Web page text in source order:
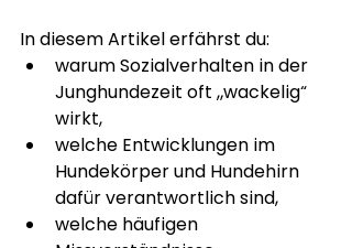
In diesem Artikel erfährst du:
warum Sozialverhalten in der
Junghundezeit oft „wackelig“
wirkt,
welche Entwicklungen im
Hundekörper und Hundehirn
dafür verantwortlich sind,
welche häufigen